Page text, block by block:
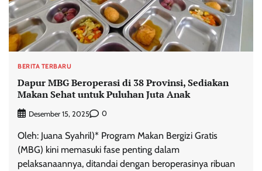
BERITA TERBARU
Dapur MBG Beroperasi di 38 Provinsi, Sediakan
Makan Sehat untuk Puluhan Juta Anak
Desember 15, 2025 0
Oleh: Juana Syahril)* Program Makan Bergizi Gratis
(MBG) kini memasuki fase penting dalam
pelaksanaannya, ditandai dengan beroperasinya ribuan